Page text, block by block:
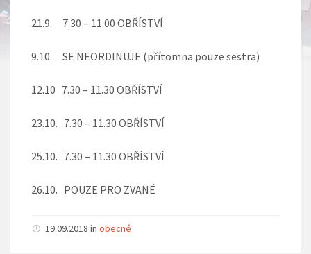
21.9. 7.30 – 11.00 OBŘÍSTVÍ
9.10. SE NEORDINUJE (přítomna pouze sestra)
12.10 7.30 – 11.30 OBŘÍSTVÍ
23.10. 7.30 – 11.30 OBŘÍSTVÍ
25.10. 7.30 – 11.30 OBŘÍSTVÍ
26.10. POUZE PRO ZVANÉ
19.09.2018 in obecné